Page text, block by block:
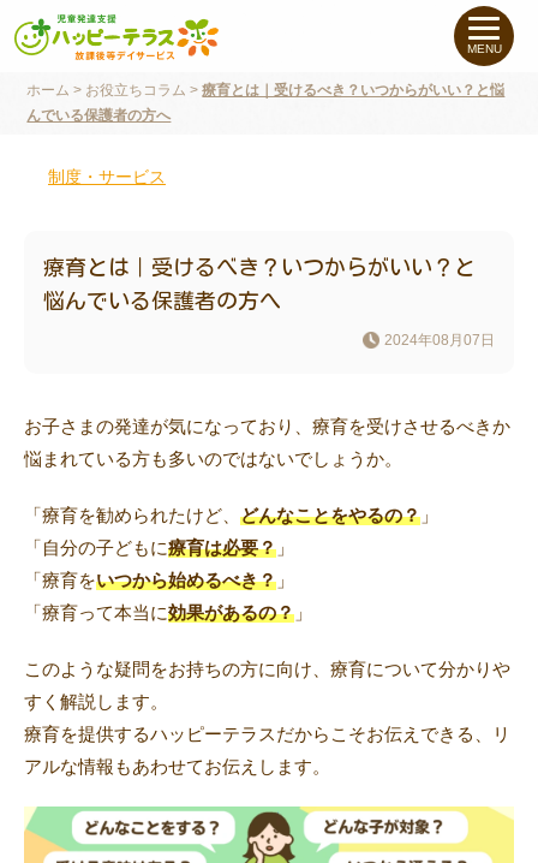
私たちについて
未就学のお子さま（０〜６才）
小学生〜高校生の
ご利用について
MENU
ホーム > お役立ちコラム >療育とは｜受けるべき？いつからがいい？と悩
んでいる保護者の方へ
制度・サービス
療育とは｜受けるべき？いつからがいい？と
悩んでいる保護者の方へ
2024年08月07日
お子さまの発達が気になっており、療育を受けさせるべきか
悩まれている方も多いのではないでしょうか。
「療育を勧められたけど、 どんなことをやるの？ 」
「自分の子どもに療育は必要？ 」
「療育をいつから始めるべき？ 」
「療育って本当に効果があるの？ 」
このような疑問をお持ちの方に向け、療育について分かりや
すく解説します。
療育を提供するハッピーテラスだからこそお伝えできる、リ
アルな情報もあわせてお伝えします。